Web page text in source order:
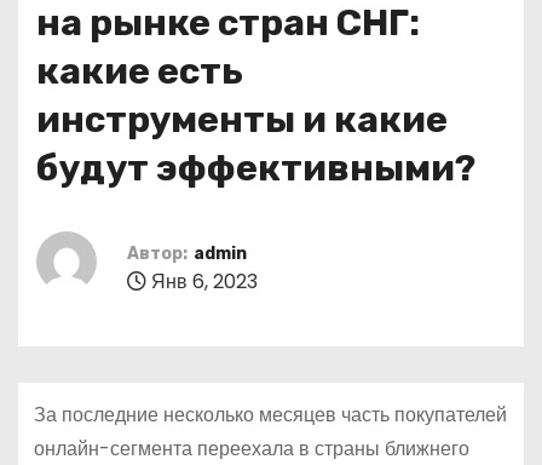
на рынке стран СНГ:
какие есть
инструменты и какие
будут эффективными?
Автор: admin
Янв 6, 2023
За последние несколько месяцев часть покупателей
онлайн-сегмента переехала в страны ближнего